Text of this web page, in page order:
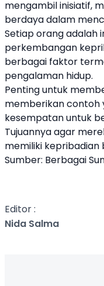
mengambil inisiatif,
berdaya dalam
Setiap orang adalah
perkembangan
berbagai faktor
pengalaman hidup.
Penting untuk
memberikan contoh
kesempatan untuk
Tujuannya agar
memiliki kepribadian
Sumber: Berbagai
Editor :
Nida Salma